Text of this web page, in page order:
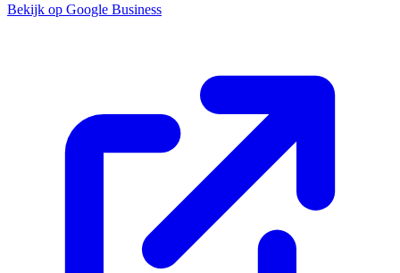
Bekijk op Google Business